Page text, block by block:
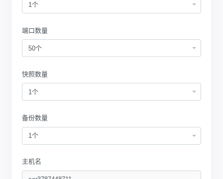
1个
端口数量
50个
快照数量
1个
备份数量
1个
主机名